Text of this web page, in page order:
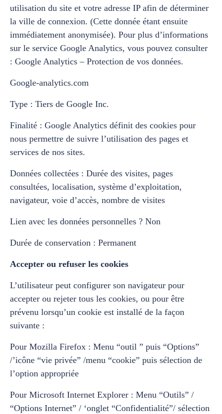
utilisation du site et votre adresse IP afin de déterminer
la ville de connexion. (Cette donnée étant ensuite
immédiatement anonymisée). Pour plus d’informations
sur le service Google Analytics, vous pouvez consulter
: Google Analytics – Protection de vos données.
Google-analytics.com
Type : Tiers de Google Inc.
Finalité : Google Analytics définit des cookies pour
nous permettre de suivre l’utilisation des pages et
services de nos sites.
Données collectées : Durée des visites, pages
consultées, localisation, système d’exploitation,
navigateur, voie d’accès, nombre de visites
Lien avec les données personnelles ? Non
Durée de conservation : Permanent
Accepter ou refuser les cookies
L’utilisateur peut configurer son navigateur pour
accepter ou rejeter tous les cookies, ou pour être
prévenu lorsqu’un cookie est installé de la façon
suivante :
Pour Mozilla Firefox : Menu “outil ” puis “Options”
/’icône “vie privée” /menu “cookie” puis sélection de
l’option appropriée
Pour Microsoft Internet Explorer : Menu “Outils” /
“Options Internet” / ‘onglet “Confidentialité”/ sélection